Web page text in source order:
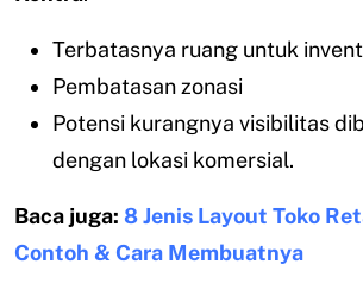
Terbatasnya ruang untuk
Pembatasan zonasi
Potensi kurangnya visibilitas
dengan lokasi komersial.
Baca juga: 8 Jenis Layout Toko
Contoh & Cara Membuatnya